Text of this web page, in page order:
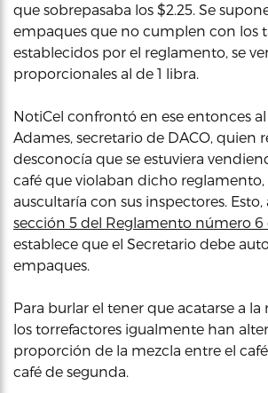
que sobrepasaba los $2.25. Se
empaques que no cumplen con los
establecidos por el reglamento, se
proporcionales al de 1 libra.
NotiCel confrontó en ese entonces
Adames, secretario de DACO, quien
desconocía que se estuviera
café que violaban dicho
auscultaría con sus inspectores. Esto,
sección 5 del Reglamento número 6
establece que el Secretario debe
empaques.
Para burlar el tener que acatarse a
los torrefactores igualmente han
proporción de la mezcla entre el
café de segunda.